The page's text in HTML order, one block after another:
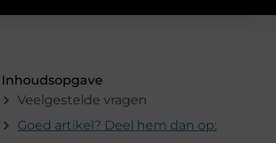
Inhoudsopgave
Veelgestelde vragen
Goed artikel? Deel hem dan op: